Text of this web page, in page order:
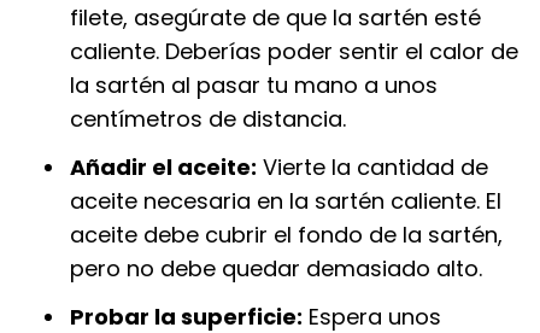
filete, asegúrate de que la sartén esté
caliente. Deberías poder sentir el calor de
la sartén al pasar tu mano a unos
centímetros de distancia.
Añadir el aceite: Vierte la cantidad de
aceite necesaria en la sartén caliente. El
aceite debe cubrir el fondo de la sartén,
pero no debe quedar demasiado alto.
Probar la superficie: Espera unos